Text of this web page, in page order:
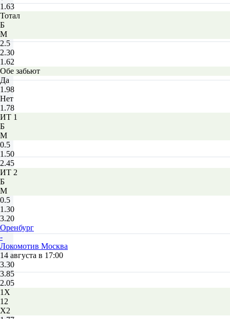
1.63
Тотал
Б
М
2.5
2.30
1.62
Обе забьют
Да
1.98
Нет
1.78
ИТ 1
Б
М
0.5
1.50
2.45
ИТ 2
Б
М
0.5
1.30
3.20
Оренбург
-
Локомотив Москва
14 августа в 17:00
3.30
3.85
2.05
1X
12
X2